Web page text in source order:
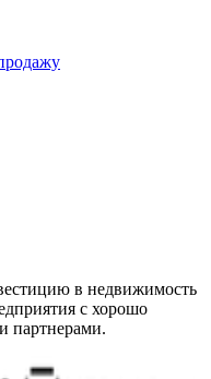
в недвижимость
с хорошо
партнерами.